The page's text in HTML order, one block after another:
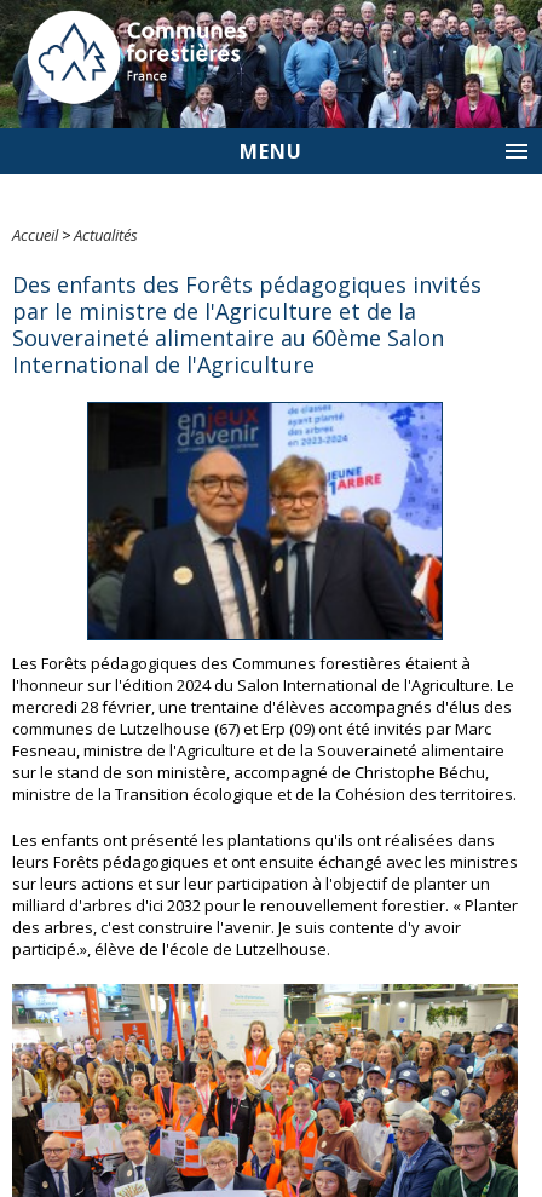
MENU
Accueil>Actualités
Des enfants des Forêts pédagogiques invités
par le ministre de l'Agriculture et de la
Souveraineté alimentaire au 60ème Salon
International de l'Agriculture
Les Forêts pédagogiques des Communes forestières étaient à
l'honneur sur l'édition 2024 du Salon International de l'Agriculture. Le
mercredi 28 février, une trentaine d'élèves accompagnés d'élus des
communes de Lutzelhouse (67) et Erp (09) ont été invités par Marc
Fesneau, ministre de l'Agriculture et de la Souveraineté alimentaire
sur le stand de son ministère, accompagné de Christophe Béchu,
ministre de la Transition écologique et de la Cohésion des territoires.
Les enfants ont présenté les plantations qu'ils ont réalisées dans
leurs Forêts pédagogiques et ont ensuite échangé avec les ministres
sur leurs actions et sur leur participation à l'objectif de planter un
milliard d'arbres d'ici 2032 pour le renouvellement forestier. « Planter
des arbres, c'est construire l'avenir. Je suis contente d'y avoir
participé.», élève de l'école de Lutzelhouse.